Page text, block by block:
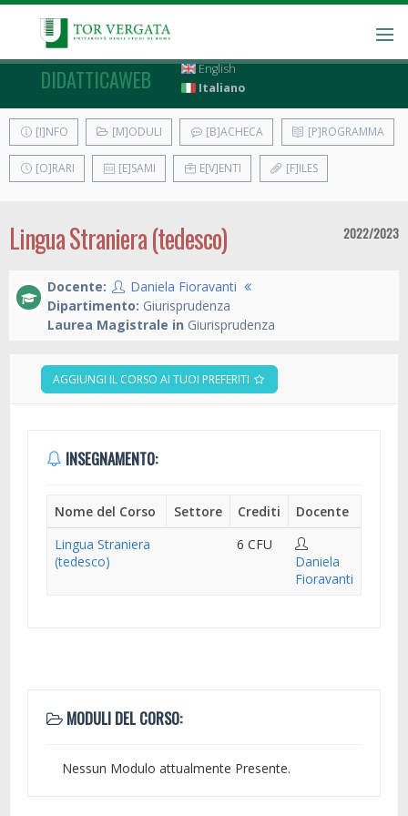
DIDATTICAWEB
English
Italiano
[I]NFO [M]ODULI [B]ACHECA [P]ROGRAMMA
[O]RARI [E]SAMI E[V]ENTI [F]ILES
Lingua Straniera (tedesco) 2022/2023
Docente:
Daniela Fioravanti
Dipartimento: Giurisprudenza
Laurea Magistrale in Giurisprudenza
AGGIUNGI IL CORSO AI TUOI PREFERITI
INSEGNAMENTO:
Nome del Corso Settore Crediti
Docente
Lingua Straniera
(tedesco)
6 CFU
Daniela
Fioravanti
MODULI DEL CORSO:
Nessun Modulo attualmente Presente.